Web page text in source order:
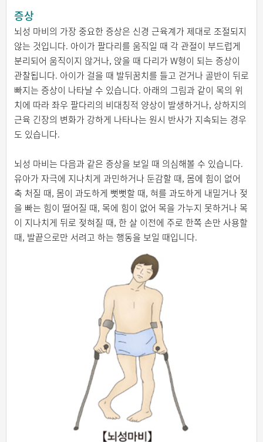
증상
뇌성 마비의 가장 중요한 증상은 신경 근육계가 제대로 조절되지
않는 것입니다. 아이가 팔다리를 움직일 때 각 관절이 부드럽게
분리되어 움직이지 않거나, 앉을 때 다리가 W형이 되는 증상이
관찰됩니다. 아이가 걸을 때 발뒤꿈치를 들고 걷거나 골반이 뒤로
빠지는 증상이 나타날 수 있습니다. 아래의 그림과 같이 목의 위
치에 따라 좌우 팔다리의 비대칭적 양상이 발생하거나, 상하지의
근육 긴장의 변화가 강하게 나타나는 원시 반사가 지속되는 경우
도 있습니다.
뇌성 마비는 다음과 같은 증상을 보일 때 의심해볼 수 있습니다.
유아가 자극에 지나치게 과민하거나 둔감할 때, 몸에 힘이 없어
축 처질 때, 몸이 과도하게 뻣뻣할 때, 혀를 과도하게 내밀거나 젖
을 빠는 힘이 떨어질 때, 목에 힘이 없어 목을 가누지 못하거나 목
이 지나치게 뒤로 젖혀질 때, 한 살 이전에 주로 한쪽 손만 사용할
때, 발끝으로만 서려고 하는 행동을 보일 때입니다.